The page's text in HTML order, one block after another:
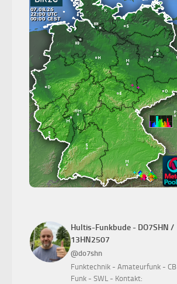
Hultis-Funkbude - DO7SHN /
13HN2507
@do7shn
Funktechnik - Amateurfunk - CB
Funk - SWL - Kontakt: